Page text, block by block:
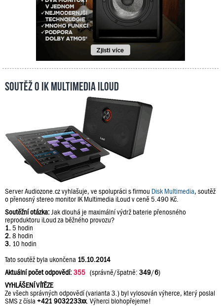
Soutěž o IK Multimedia iLoud
Server Audiozone.cz vyhlašuje, ve spolupráci s firmou Disk Multimedia, soutěž
o přenosný stereo monitor IK Multimedia iLoud v ceně 5.490 Kč.
Soutěžní otázka: Jak dlouhá je maximální výdrž baterie přenosného
reproduktoru iLoud za běžného provozu?
1. 5 hodin
2. 8 hodin
3. 10 hodin
Tato soutěž byla ukončena 15.10.2014
Aktuální počet odpovědí:355 (správně/špatně: 349/6)
VYHLÁŠENÍ VÍTĚZE
Ze všech správných odpovědí (varianta 3.) byl vylosován výherce, který poslal
SMS z čísla +421 9032233xx. Výherci blohopřejeme!